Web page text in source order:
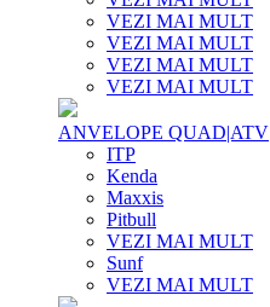
VEZI MAI MULT
VEZI MAI MULT
VEZI MAI MULT
VEZI MAI MULT
ANVELOPE QUAD|ATV
ITP
Kenda
Maxxis
Pitbull
VEZI MAI MULT
Sunf
VEZI MAI MULT